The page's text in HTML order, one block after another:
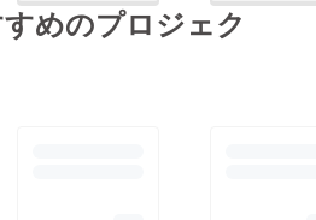
めのプロジェク